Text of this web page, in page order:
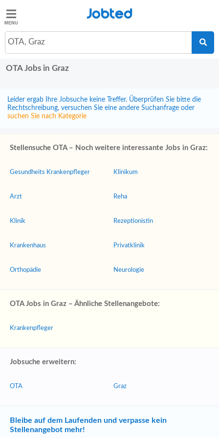
Jobted
Jobs
Gehalt
Jobted
OTA, Graz
OTA Jobs in Graz
Leider ergab Ihre Jobsuche keine Treffer. Überprüfen Sie bitte die
Rechtschreibung, versuchen Sie eine andere Suchanfrage oder
suchen Sie nach Kategorie
Stellensuche OTA – Noch weitere interessante Jobs in Graz:
Gesundheits Krankenpfleger
Arzt
Klinik
Krankenhaus
Orthopädie
Klinikum
Reha
Rezeptionistin
Privatklinik
Neurologie
OTA Jobs in Graz – Ähnliche Stellenangebote:
Krankenpfleger
Jobsuche erweitern:
OTA Graz
Bleibe auf dem Laufenden und verpasse kein
Stellenangebot mehr!